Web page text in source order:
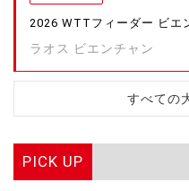
2026 WTTフィーダー ビエ
ラオス ビエンチャン
すべての
PICK UP